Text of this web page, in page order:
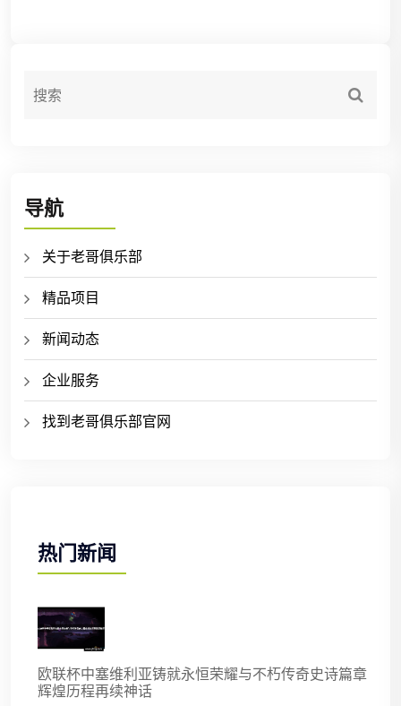
导航
关于老哥俱乐部
精品项目
新闻动态
企业服务
找到老哥俱乐部官网
热门新闻
欧联杯中塞维利亚铸就永恒荣耀与不朽传奇史诗篇章
辉煌历程再续神话